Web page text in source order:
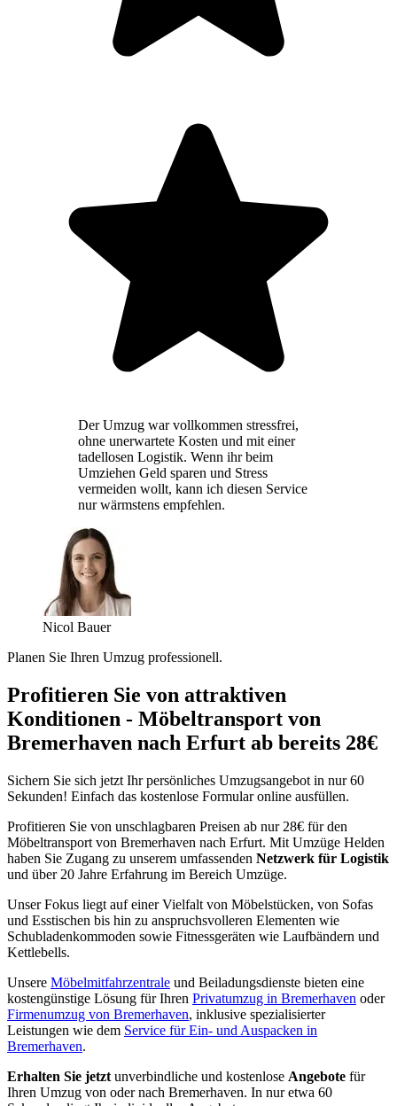
Der Umzug war vollkommen stressfrei,
ohne unerwartete Kosten und mit einer
tadellosen Logistik. Wenn ihr beim
Umziehen Geld sparen und Stress
vermeiden wollt, kann ich diesen Service
nur wärmstens empfehlen.
Nicol Bauer
Planen Sie Ihren Umzug professionell.
Profitieren Sie von attraktiven
Konditionen - Möbeltransport von
Bremerhaven nach Erfurt ab bereits 28€
Sichern Sie sich jetzt Ihr persönliches Umzugsangebot in nur 60
Sekunden! Einfach das kostenlose Formular online ausfüllen.
Profitieren Sie von unschlagbaren Preisen ab nur 28€ für den
Möbeltransport von Bremerhaven nach Erfurt. Mit Umzüge Helden
haben Sie Zugang zu unserem umfassenden Netzwerk für Logistik
und über 20 Jahre Erfahrung im Bereich Umzüge.
Unser Fokus liegt auf einer Vielfalt von Möbelstücken, von Sofas
und Esstischen bis hin zu anspruchsvolleren Elementen wie
Schubladenkommoden sowie Fitnessgeräten wie Laufbändern und
Kettlebells.
Unsere Möbelmitfahrzentrale und Beiladungsdienste bieten eine
kostengünstige Lösung für Ihren Privatumzug in Bremerhaven oder
Firmenumzug von Bremerhaven, inklusive spezialisierter
Leistungen wie dem Service für Ein- und Auspacken in
Bremerhaven.
Erhalten Sie jetzt unverbindliche und kostenlose Angebote für
Ihren Umzug von oder nach Bremerhaven. In nur etwa 60